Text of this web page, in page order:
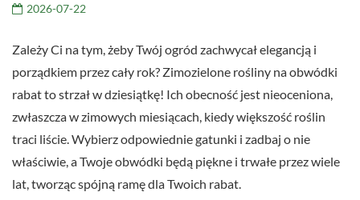
2026-07-22
Zależy Ci na tym, żeby Twój ogród zachwycał elegancją i
porządkiem przez cały rok? Zimozielone rośliny na obwódki
rabat to strzał w dziesiątkę! Ich obecność jest nieoceniona,
zwłaszcza w zimowych miesiącach, kiedy większość roślin
traci liście. Wybierz odpowiednie gatunki i zadbaj o nie
właściwie, a Twoje obwódki będą piękne i trwałe przez wiele
lat, tworząc spójną ramę dla Twoich rabat.